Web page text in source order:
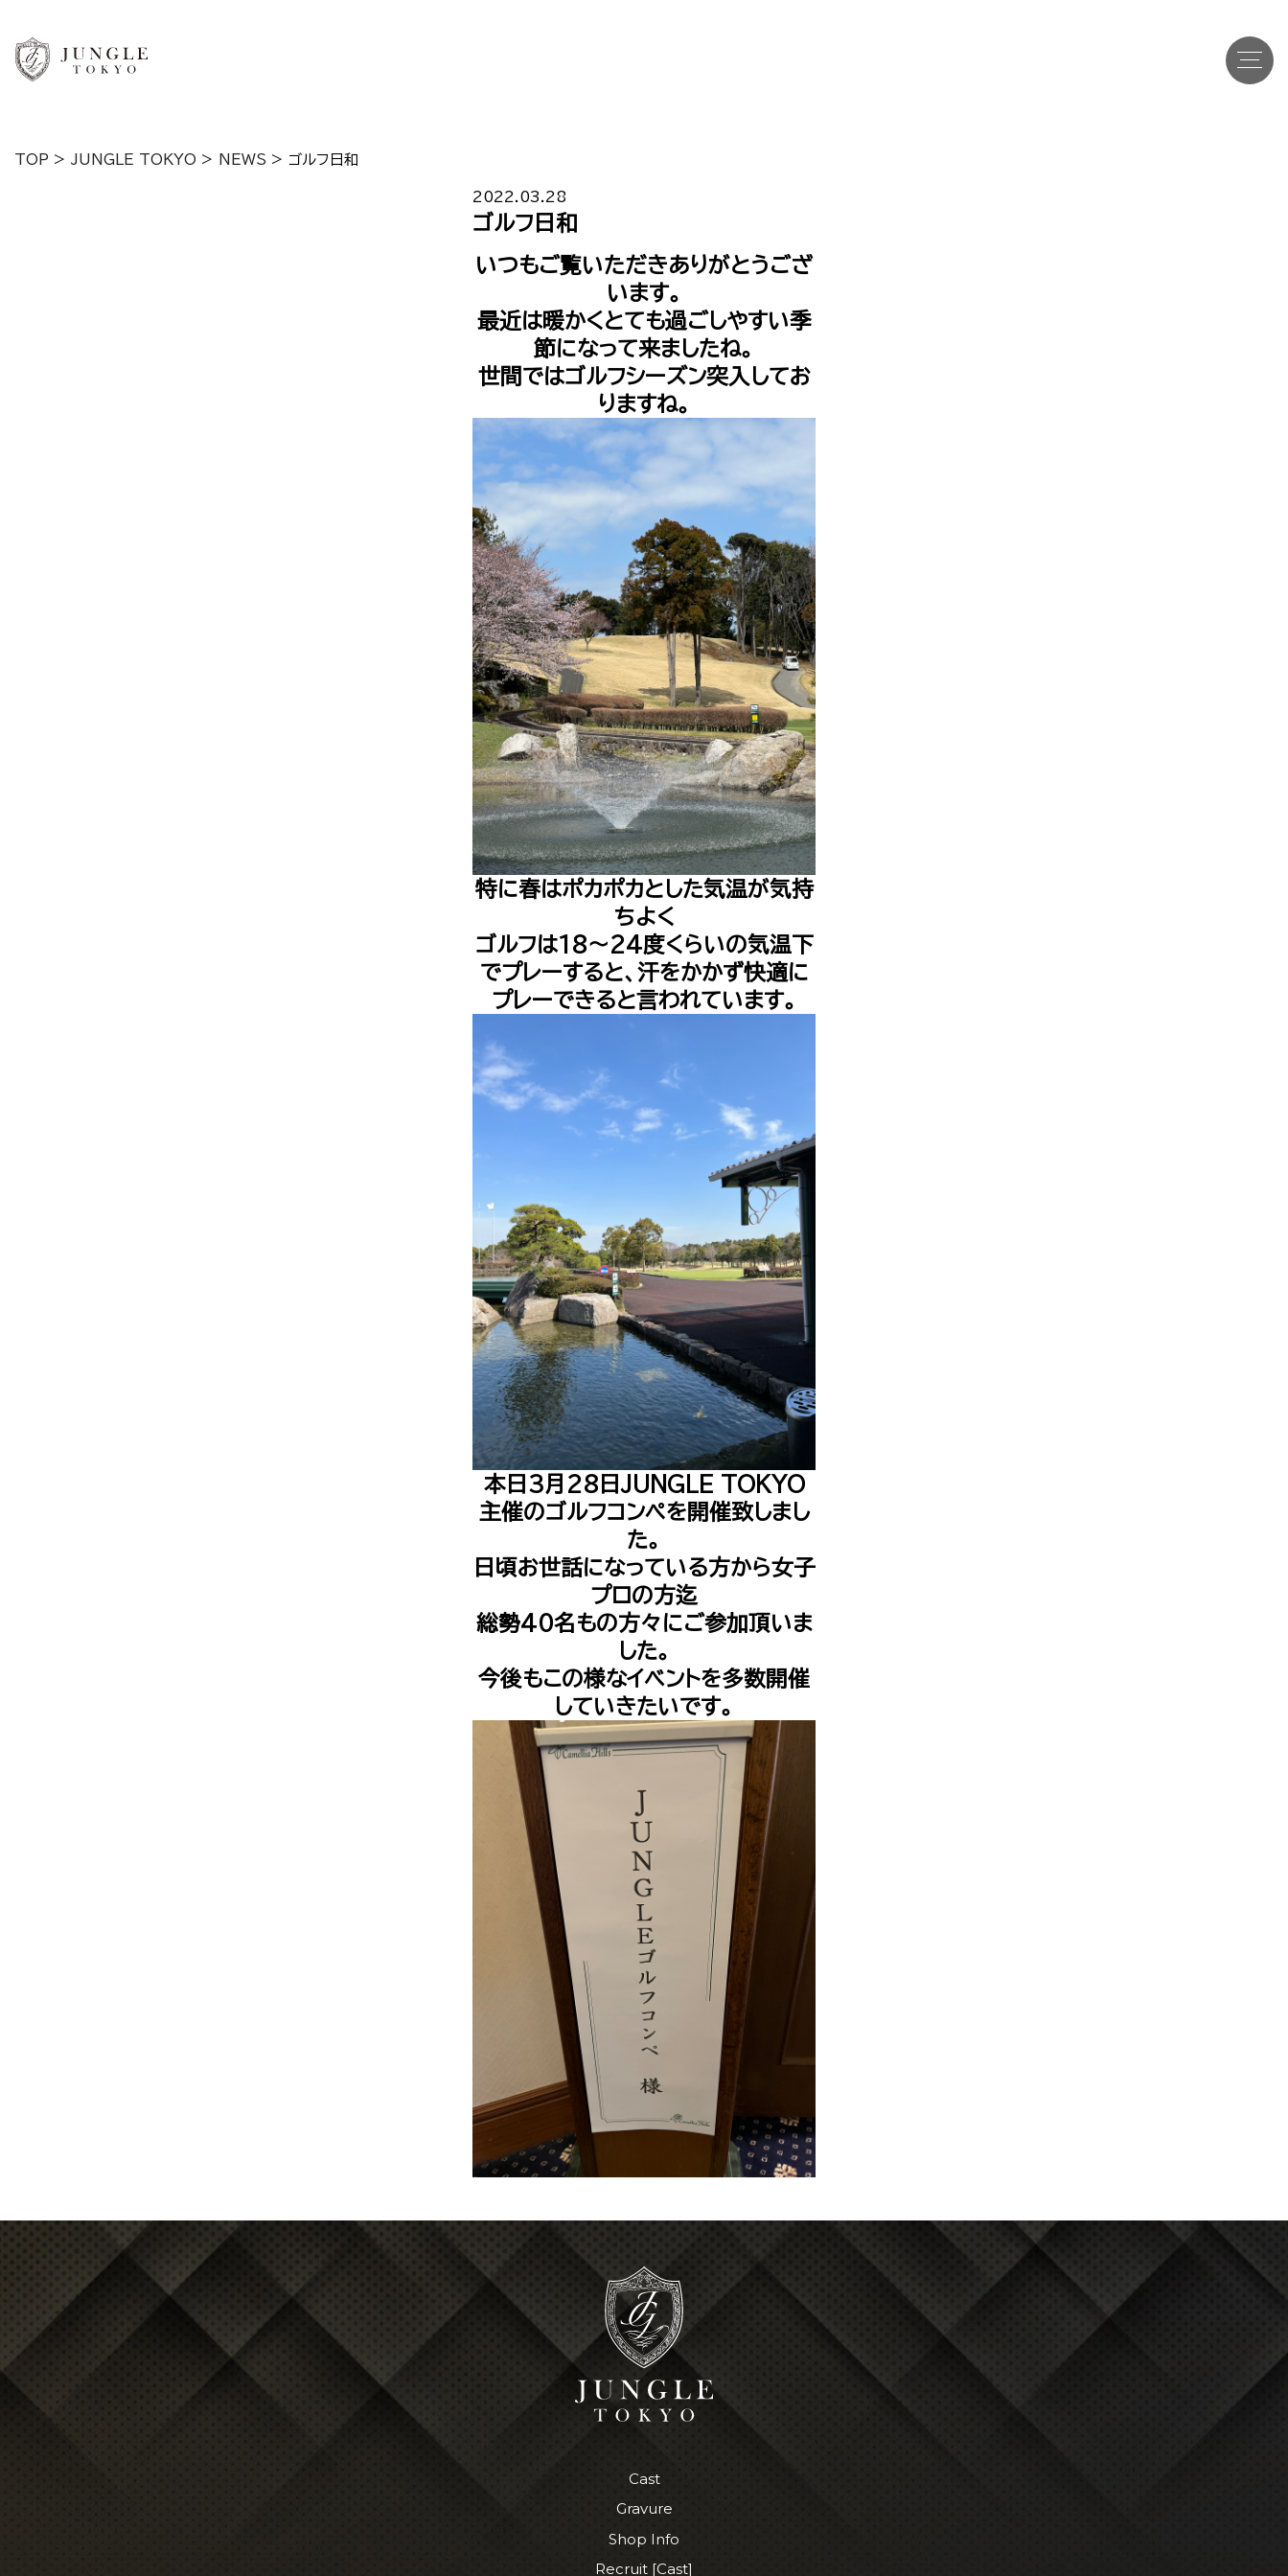
Gravure グラビア
Recruit Cast キャスト求人
Recruit Staff スタッフ求人
Shop Info
J-Tokyo Entertainment
TOP > JUNGLE TOKYO > NEWS > ゴルフ日和
2022.03.28
ゴルフ日和
いつもご覧いただきありがとうござ
います。
最近は暖かくとても過ごしやすい季
節になって来ましたね。
世間ではゴルフシーズン突入してお
りますね。
特に春はポカポカとした気温が気持
ちよく
ゴルフは18〜24度くらいの気温下
でプレーすると、汗をかかず快適に
プレーできると言われています。
本日 3月 28 日JUNGLE TOKYO
主催のゴルフコンペを開催致しまし
た。
日頃お世話になっている方から女子
プロの方迄
総勢40名もの方々にご参加頂いま
した。
今後もこの様なイベントを多数開催
していきたいです。
Cast
Gravure
Shop Info
Recruit [Cast]